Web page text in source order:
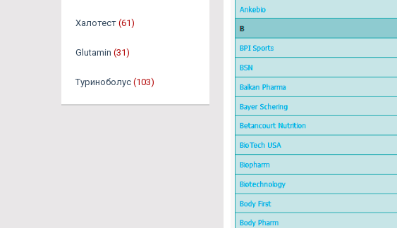
Халотест (61)
Glutamin (31)
Туриноболус (103)